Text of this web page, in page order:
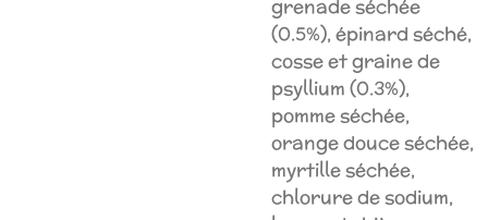
grenade séchée
(0.5%), épinard séché,
cosse et graine de
psyllium (0.3%),
pomme séchée,
orange douce séchée,
myrtille séchée,
chlorure de sodium,